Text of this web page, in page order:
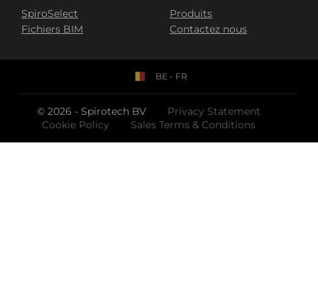
SpiroSelect
Fichiers BIM
Produits
Contactez nous
© 2026 - Spirotech BV
Privacy Statement
Cookie Policy
Sales Terms & Conditions
BE - FR